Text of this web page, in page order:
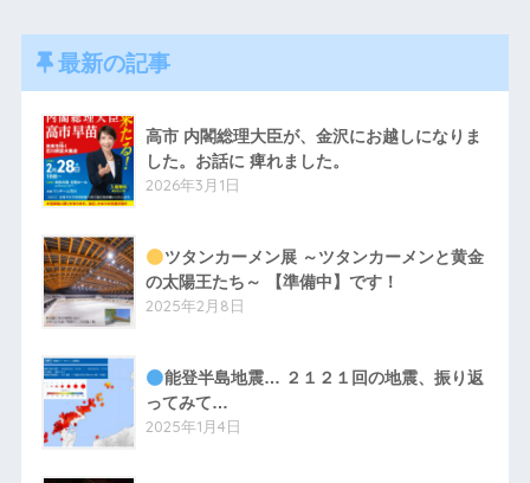
最新の記事
高市 内閣総理大臣が、金沢にお越しになりま
した。お話に 痺れました。
2026年3月1日
ツタンカーメン展 ～ツタンカーメンと黄金
の太陽王たち～ 【準備中】です！
2025年2月8日
能登半島地震… ２１２１回の地震、振り返
ってみて…
2025年1月4日